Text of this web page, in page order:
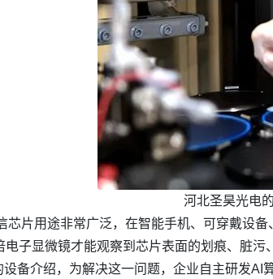
河北圣昊光电
芯片用途非常广泛，在智能手机、可穿戴设
电子显微镜才能观察到芯片表面的划痕、脏
设备介绍，为解决这一问题，企业自主研发